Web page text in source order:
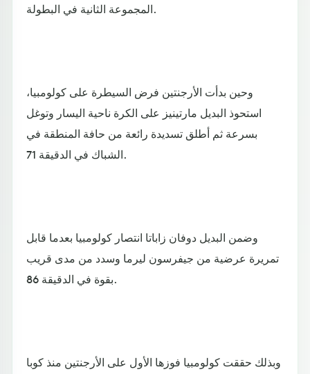
المجموعة الثانية في البطولة.
وحين بدأت الأرجنتين فرض السيطرة على كولومبيا،
استحوذ البديل مارتينيز على الكرة ناحية اليسار وتوغل
بسرعة ثم أطلق تسديدة رائعة من حافة المنطقة في
الشباك في الدقيقة 71.
وضمن البديل دوفان زاباتا انتصار كولومبيا بعدما قابل
تمريرة عرضية من جيفرسون ليرما وسدد من مدى قريب
بقوة في الدقيقة 86.
وبذلك حققت كولومبيا فوزها الأول على الأرجنتين منذ كوبا